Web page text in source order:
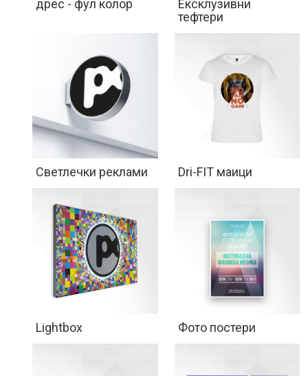
дрес - фул колор
Ексклузивни
тефтери
Светлечки реклами Dri-FIT маици
Lightbox Фото постери